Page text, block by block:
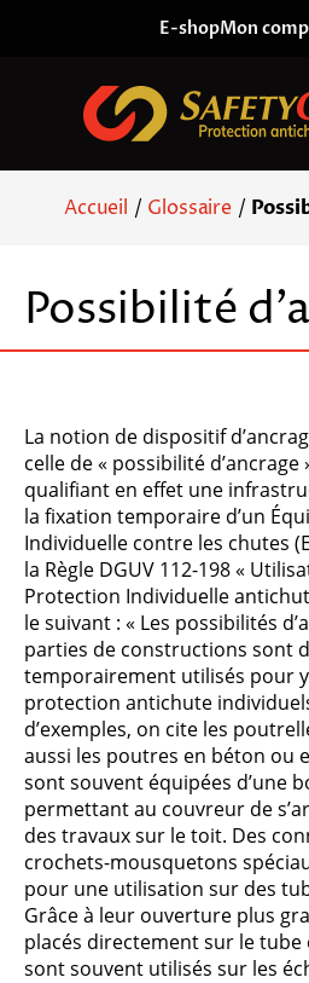
E-shopMon
Accueil / Glossaire /
Possibilité
La notion de dispositif
celle de « possibilité
qualifiant en effet une
la fixation temporaire d’un
Individuelle contre les chutes
la Règle DGUV 112-198 «
Protection Individuelle
le suivant : « Les possibilités
parties de constructions sont
temporairement utilisés pour
protection antichute
d’exemples, on cite les
aussi les poutres en béton ou
sont souvent équipées d’une
permettant au couvreur de
des travaux sur le toit. Des
crochets-mousquetons
pour une utilisation sur des
Grâce à leur ouverture plus
placés directement sur le
sont souvent utilisés sur les